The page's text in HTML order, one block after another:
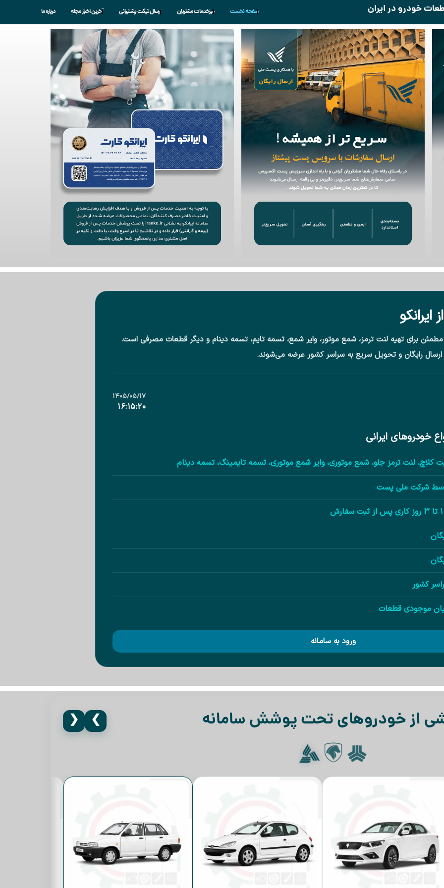
خودرو در ایران صفحه نخست میزخدمات مشتریان ارسال تیکت پشتیبانی آخرین اخبار مجله درباره ما
مطمئن برای تهیه لنت ترمز، شمع موتور، وایر شمع، تسمه تایم، تسمه دینام و دیگر قطعات مصرفی است.
ارسال رایگان و تحویل سریع به سراسر کشور عرضه می‌شوند.
۱۴۰۵/۰۵/۱۷
۱۶:۱۵:۲۲
خودروهای ایرانی
کلاچ، لنت ترمز جلو، شمع موتوری، وایر شمع موتوری، تسمه تایمینگ، تسمه دینام
شرکت ملی پست
کشور
موجودی قطعات
ورود به سامانه
از خودروهای تحت پوشش سامانه ❯
❮